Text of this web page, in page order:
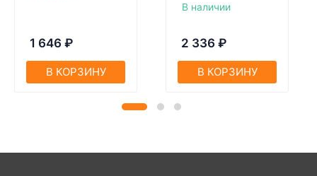
1 646 ₽
В КОРЗИНУ
В наличии
2 336 ₽
В КОРЗИНУ